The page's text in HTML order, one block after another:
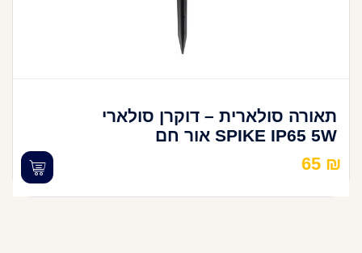
תאורה סולארית – דוקרן סולארי
SPIKE IP65 5W אור חם
65 ₪